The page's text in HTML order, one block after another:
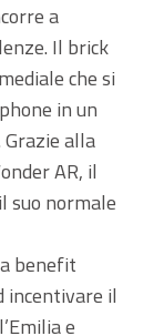
a
Il brick
che si
in un
alla
AR, il
suo normale
benefit
incentivare il
e